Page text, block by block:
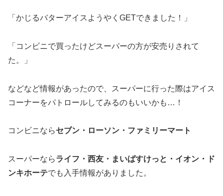
「かじるバターアイスようやくGETできました！」
「コンビニで買ったけどスーパーの方が安売りされて
た。」
などなど情報があったので、スーパーに行った際はアイス
コーナーをパトロールしてみるのもいいかも…！
コンビニならセブン・ローソン・ファミリーマート
スーパーならライフ・西友・まいばすけっと・イオン・ド
ンキホーテでも入手情報がありました。